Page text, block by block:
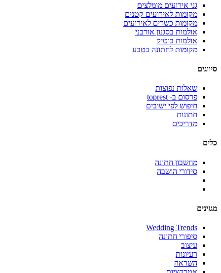
גני אירועים מומלצים
מקומות לאירועים קטנים
מקומות כשרים לאירועים
אולמות בסגנון אורבני
אולמות בוטיק
מקומות לחתונה בטבע
שאלות נפוצות
פרסום ב- toprest
חיפוש לפי ישובים
חתונות
מדריכים
מחשבון חתונה
סידורי הושבה
Wedding Trends
סיפורי חתונה
עיצוב
רעיונות
השראה